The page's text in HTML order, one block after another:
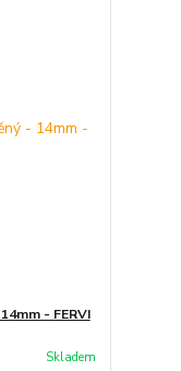
- FERVI
Skladem